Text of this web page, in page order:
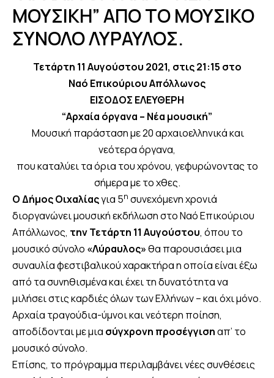
ΜΟΥΣΙΚΗ” ΑΠΟ ΤΟ ΜΟΥΣΙΚΟ
ΣΥΝΟΛΟ ΛΥΡΑΥΛΟΣ.
Τετάρτη 11 Αυγούστου 2021, στις 21:15 στο
Ναό Επικούριου Απόλλωνος
ΕΙΣΟΔΟΣ ΕΛΕΥΘΕΡΗ
“Αρχαία όργανα – Νέα μουσική”
Μουσική παράσταση με 20 αρχαιοελληνικά και
νεότερα όργανα,
που καταλύει τα όρια του χρόνου, γεφυρώνοντας το
σήμερα με το χθες.
Ο Δήμος Οιχαλίαςγια 5η συνεχόμενη χρονιά
διοργανώνει μουσική εκδήλωση στο Ναό Επικούριου
Απόλλωνος, την Τετάρτη 11 Αυγούστου, όπου το
μουσικό σύνολο «Λύραυλος»θα παρουσιάσει μια
συναυλία φεστιβαλικού χαρακτήρα η οποία είναι έξω
από τα συνηθισμένα και έχει τη δυνατότητα να
μιλήσει στις καρδιές όλων των Ελλήνων – και όχι μόνο.
Αρχαία τραγούδια-ύμνοι και νεότερη ποίηση,
αποδίδονται με μια σύγχρονη προσέγγισηαπ’ το
μουσικό σύνολο.
Επίσης, το πρόγραμμα περιλαμβάνει νέες συνθέσεις